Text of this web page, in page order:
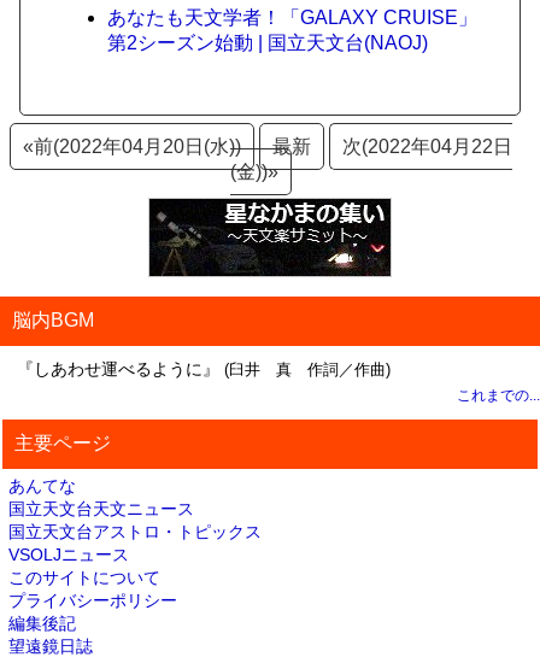
あなたも天文学者！「GALAXY CRUISE」
第2シーズン始動 | 国立天文台(NAOJ)
«前(2022年04月20日(水)) 最新
次(2022年04月22日
(金))»
脳内BGM
『しあわせ運べるように』 (臼井 真 作詞／作曲)
これまでの...
主要ページ
あんてな
国立天文台天文ニュース
国立天文台アストロ・トピックス
VSOLJニュース
このサイトについて
プライバシーポリシー
編集後記
望遠鏡日誌